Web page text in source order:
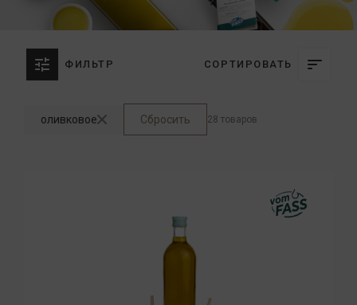
ФИЛЬТР СОРТИРОВАТЬ
оливковое Сбросить 28 товаров